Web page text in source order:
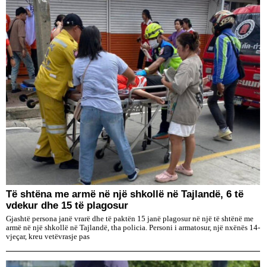
Të shtëna me armë në një shkollë në Tajlandë, 6 të
vdekur dhe 15 të plagosur
Gjashtë persona janë vrarë dhe të paktën 15 janë plagosur në një të shtënë me
armë në një shkollë në Tajlandë, tha policia. Personi i armatosur, një nxënës 14-
vjeçar, kreu vetëvrasje pas